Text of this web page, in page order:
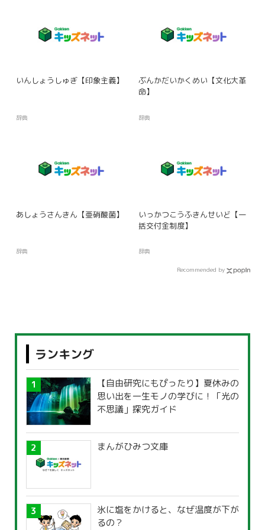
いんしょうしゅぎ【印象主義】
辞典
ぶんかだいかくめい【文化大革
命】
辞典
あしょうさんきん【亜硝酸菌】
辞典
いっかつこうふきんせいど【一
括交付金制度】
辞典
Recommended by
ランキング
【自由研究にもぴったり】夏休みの
思い出を一生モノの学びに！「光の
不思議」探究ガイド
まんがひみつ文庫
氷に塩をかけると、なぜ温度が下が
るの？